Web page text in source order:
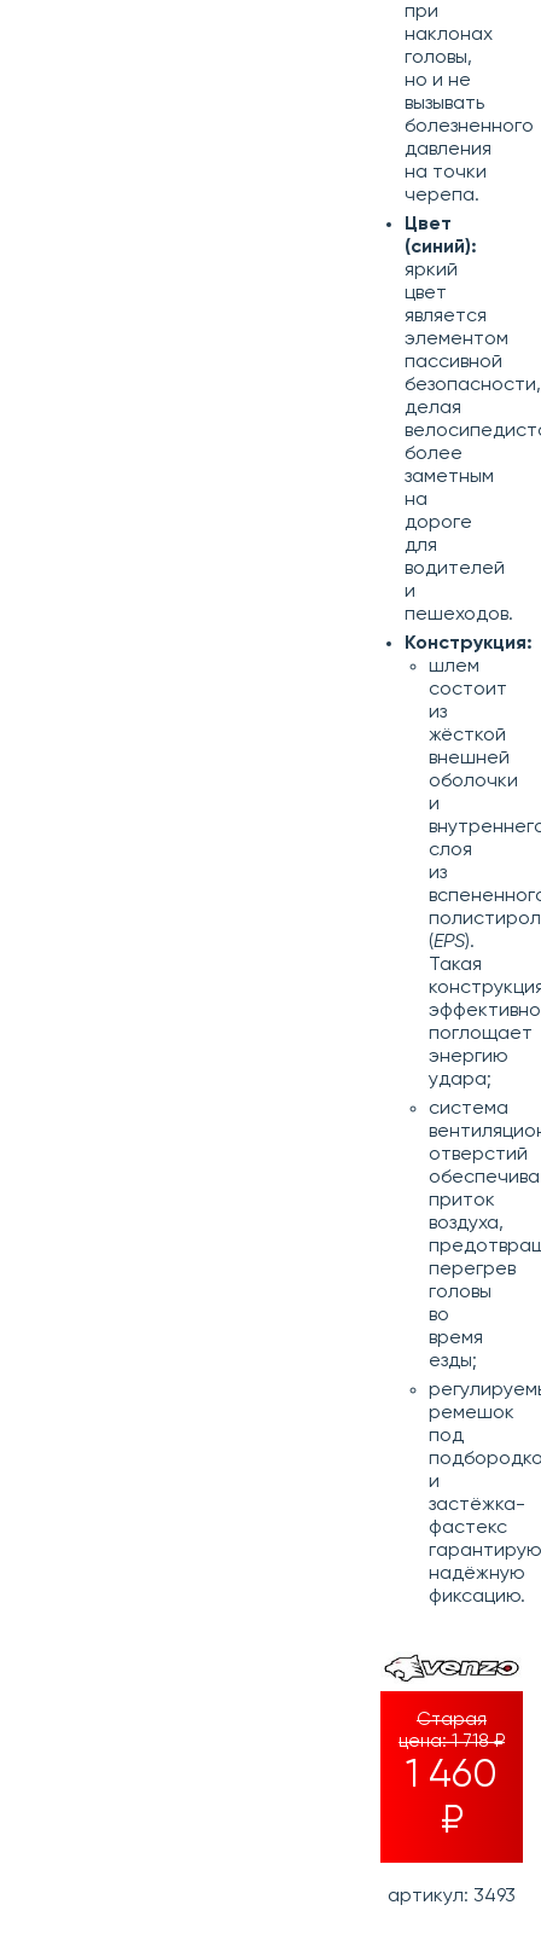
при
наклонах
головы,
но и не
вызывать
болезненного
давления
на точки
черепа.
Цвет
(синий):
яркий
цвет
является
элементом
пассивной
безопасности,
делая
более
заметным
на
дороге
для
водителей
и
пешеходов.
Конструкция:
шлем
состоит
из
жёсткой
внешней
оболочки
и
слоя
из
(EPS).
Такая
эффективно
поглощает
энергию
удара;
система
отверстий
приток
воздуха,
перегрев
головы
во
время
езды;
ремешок
под
и
застёжка-
фастекс
надёжную
фиксацию.
Старая
цена:1 718 ₽
1 460
₽
артикул: 3493